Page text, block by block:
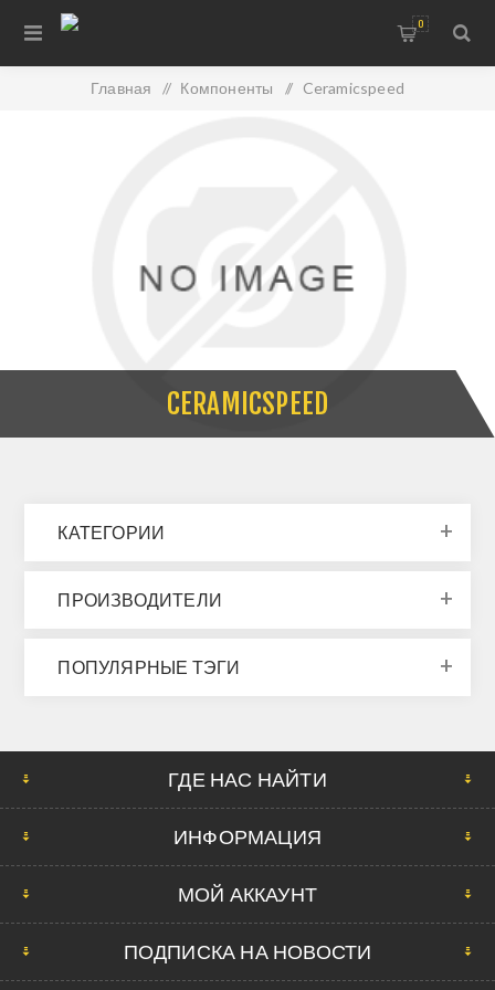
0
Главная / Компоненты / Ceramicspeed
CERAMICSPEED
КАТЕГОРИИ
ПРОИЗВОДИТЕЛИ
ПОПУЛЯРНЫЕ ТЭГИ
ГДЕ НАС НАЙТИ
ИНФОРМАЦИЯ
МОЙ АККАУНТ
ПОДПИСКА НА НОВОСТИ